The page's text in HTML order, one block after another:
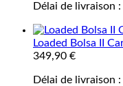
Délai de livraison :
Loaded Bolsa II
349,90 €
Délai de livraison :